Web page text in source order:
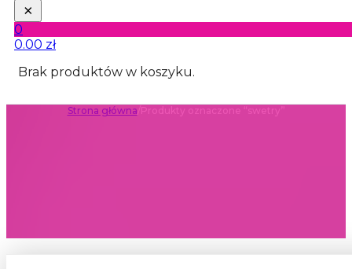
×
0
0.00 zł
Brak produktów w koszyku.
Strona główna